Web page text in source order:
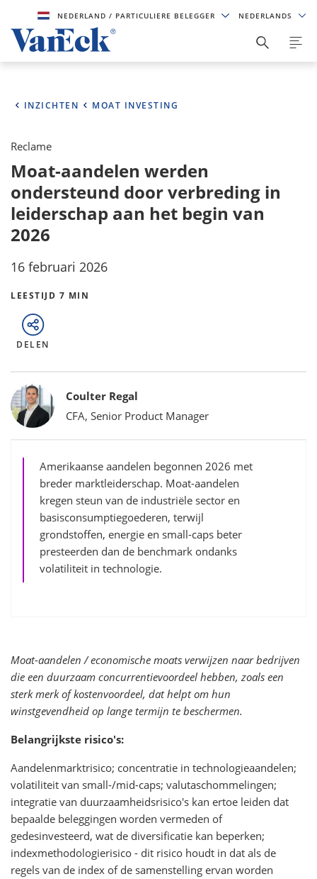
NEDERLAND/ PARTICULIERE BELEGGER NEDERLANDS
INZICHTEN MOAT INVESTING
Reclame
Moat-aandelen werden
ondersteund door verbreding in
leiderschap aan het begin van
2026
16 februari 2026
LEESTIJD 7 MIN
DELEN
Bylines
Coulter Regal
CFA, Senior Product Manager
Amerikaanse aandelen begonnen 2026 met
breder marktleiderschap. Moat-aandelen
kregen steun van de industriële sector en
basisconsumptiegoederen, terwijl
grondstoffen, energie en small-caps beter
presteerden dan de benchmark ondanks
volatiliteit in technologie.
Moat-aandelen / economische moats verwijzen naar bedrijven
die een duurzaam concurrentievoordeel hebben, zoals een
sterk merk of kostenvoordeel, dat helpt om hun
winstgevendheid op lange termijn te beschermen.
Belangrijkste risico's:
Aandelenmarktrisico; concentratie in technologieaandelen;
volatiliteit van small-/mid-caps; valutaschommelingen;
integratie van duurzaamheidsrisico's kan ertoe leiden dat
bepaalde beleggingen worden vermeden of
gedesinvesteerd, wat de diversificatie kan beperken;
indexmethodologierisico - dit risico houdt in dat als de
regels van de index of de samenstelling ervan worden